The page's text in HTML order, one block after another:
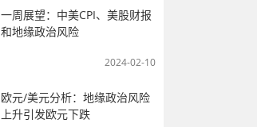
一周展望：中美CPI、美股财报
和地缘政治风险
2024-02-10
欧元/美元分析：地缘政治风险
上升引发欧元下跌